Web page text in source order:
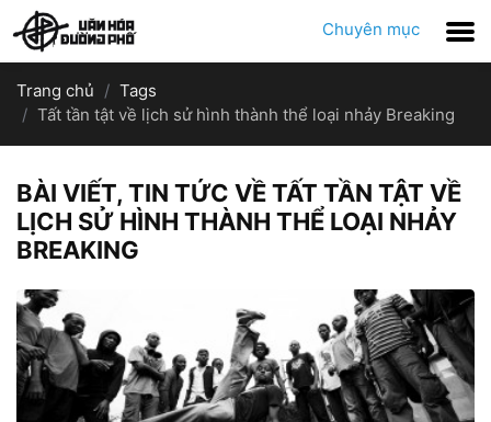
Chuyên mục
Trang chủ
Tags
Tất tần tật về lịch sử hình thành thể loại nhảy Breaking
BÀI VIẾT, TIN TỨC VỀ TẤT TẦN TẬT VỀ
LỊCH SỬ HÌNH THÀNH THỂ LOẠI NHẢY
BREAKING